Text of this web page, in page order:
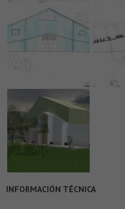
INFORMACIÓN TÉCNICA